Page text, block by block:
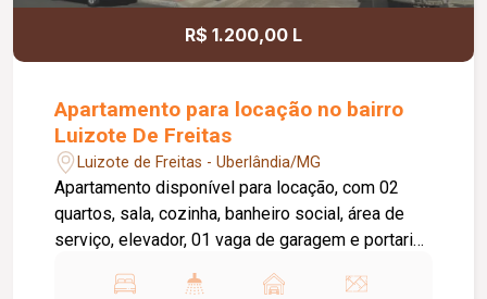
R$ 1.200,00 L
Apartamento para locação no bairro
Luizote De Freitas
Luizote de Freitas - Uberlândia/MG
Apartamento disponível para locação, com 02
quartos, sala, cozinha, banheiro social, área de
serviço, elevador, 01 vaga de garagem e portaria
piscina e salão de festas, proporcionando mais